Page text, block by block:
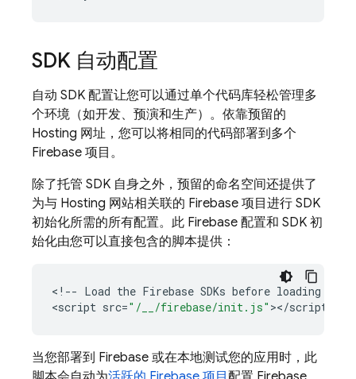
SDK 自动配置
自动 SDK 配置让您可以通过单个代码库轻松管理多
个环境（如开发、预演和生产）。依靠预留的
Hosting 网址，您可以将相同的代码部署到多个
Firebase 项目。
除了托管 SDK 自身之外，预留的命名空间还提供了
为与 Hosting 网站相关联的 Firebase 项目进行 SDK
初始化所需的所有配置。此 Firebase 配置和 SDK 初
始化由您可以直接包含的脚本提供：
< !-- Load the Firebase SDKs before loading
<script src="/__/firebase/init.js" ></script
当您部署到 Firebase 或在本地测试您的应用时，此